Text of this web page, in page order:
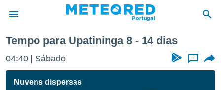
da
foi
Tempo para Upatininga 8 - 14 dias
04:40 Sábado ...
Nuvens dispersas